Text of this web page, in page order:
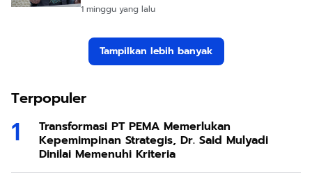
1 minggu yang lalu
Tampilkan lebih banyak
Terpopuler
Transformasi PT PEMA Memerlukan
Kepemimpinan Strategis, Dr. Said Mulyadi
Dinilai Memenuhi Kriteria